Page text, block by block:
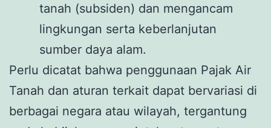
tanah (subsiden) dan mengancam
lingkungan serta keberlanjutan
sumber daya alam.
Perlu dicatat bahwa penggunaan Pajak Air
Tanah dan aturan terkait dapat bervariasi di
berbagai negara atau wilayah, tergantung